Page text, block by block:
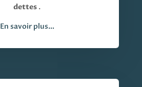
dettes .
En savoir plus…